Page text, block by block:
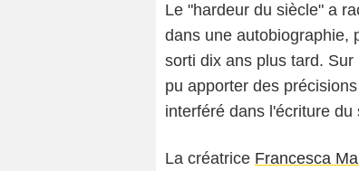
Le "hardeur du siècle" a
dans une autobiographie,
sorti dix ans plus tard.
pu apporter des
interféré dans l'écriture du
La créatrice Francesca